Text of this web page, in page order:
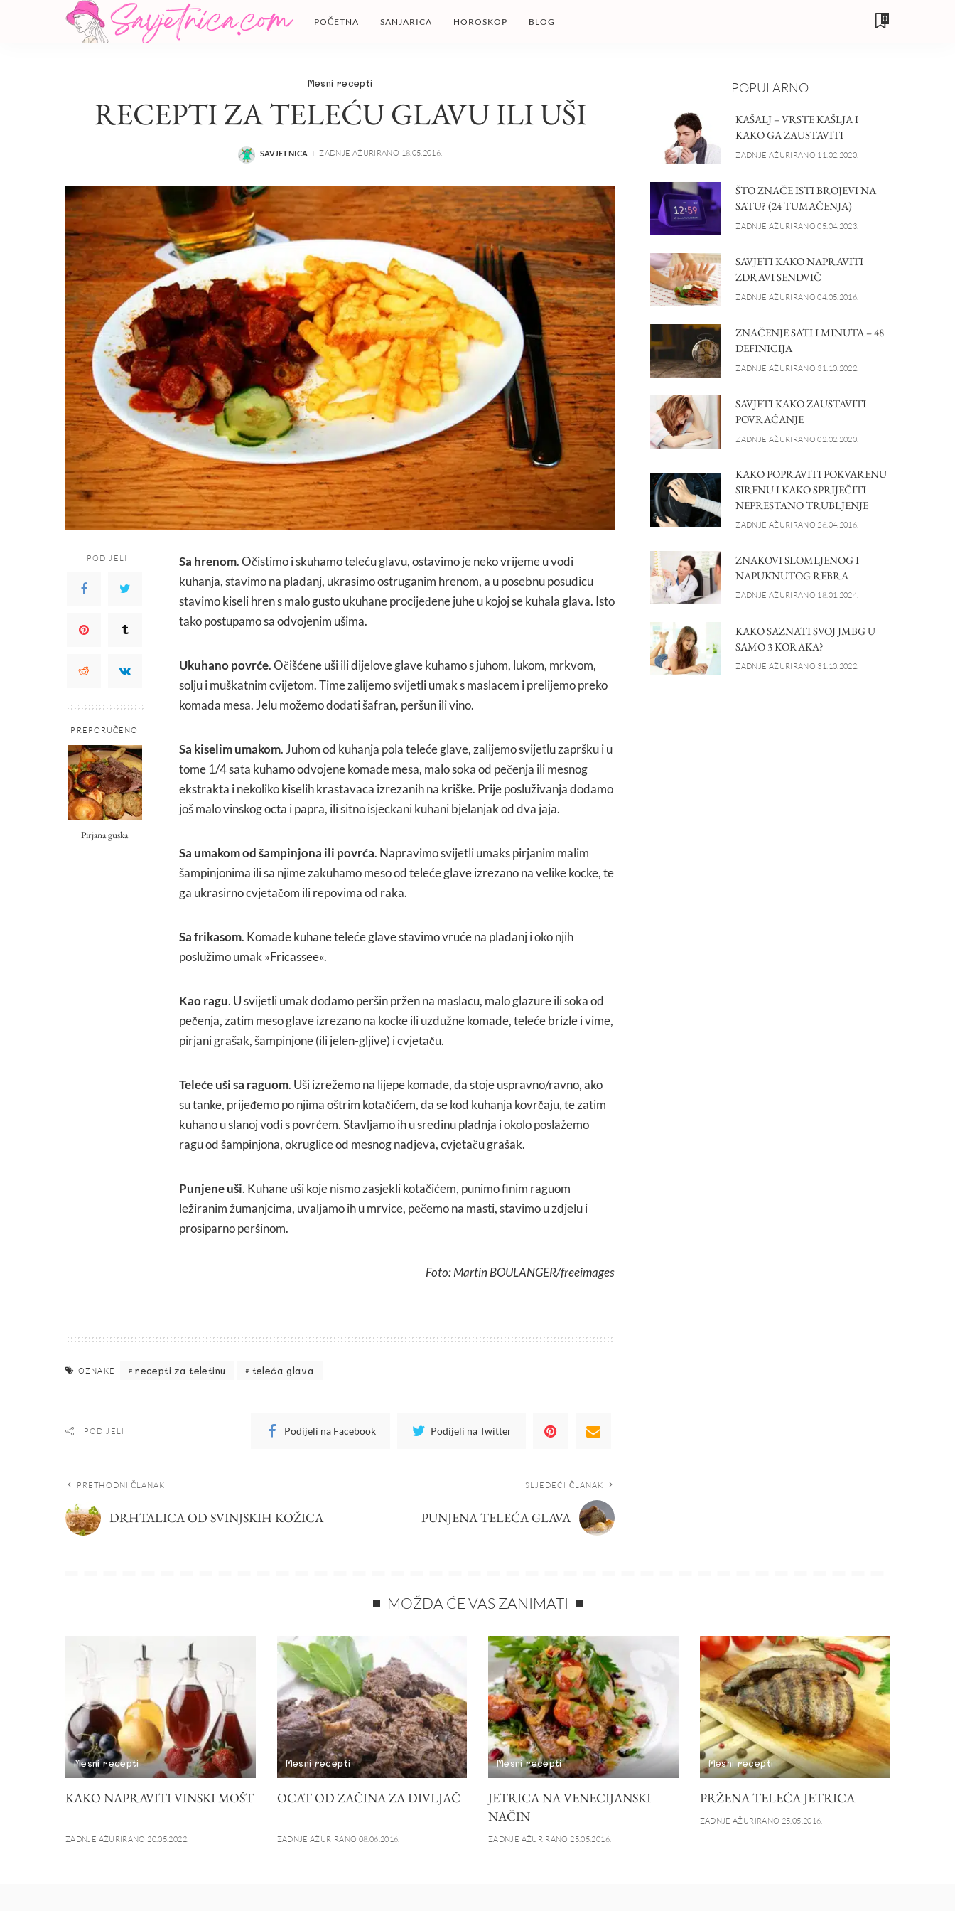
POČETNA SANJARICA HOROSKOP BLOG 0
Mesni recepti
RECEPTI ZA TELEĆU GLAVU ILI UŠI
POSTED
SAVJETNICA ZADNJE AŽURIRANO 18.05.2016.
PODIJELI
PREPORUČENO
Pirjana guska
Sa hrenom. Očistimo i skuhamo teleću glavu, ostavimo je neko vrijeme u vodi
kuhanja, stavimo na pladanj, ukrasimo ostruganim hrenom, a u posebnu posudicu
stavimo kiseli hren s malo gusto ukuhane procijeđene juhe u kojoj se kuhala glava. Isto
tako postupamo sa odvojenim ušima.
Ukuhano povrće. Očišćene uši ili dijelove glave kuhamo s juhom, lukom, mrkvom,
solju i muškatnim cvijetom. Time zalijemo svijetli umak s maslacem i prelijemo preko
komada mesa. Jelu možemo dodati šafran, peršun ili vino.
Sa kiselim umakom. Juhom od kuhanja pola teleće glave, zalijemo svijetlu zapršku i u
tome 1/4 sata kuhamo odvojene komade mesa, malo soka od pečenja ili mesnog
ekstrakta i nekoliko kiselih krastavaca izrezanih na kriške. Prije posluživanja dodamo
još malo vinskog octa i papra, ili sitno isjeckani kuhani bjelanjak od dva jaja.
Sa umakom od šampinjona ili povrća. Napravimo svijetli umaks pirjanim malim
šampinjonima ili sa njime zakuhamo meso od teleće glave izrezano na velike kocke, te
ga ukrasirno cvjetačom ili repovima od raka.
Sa frikasom. Komade kuhane teleće glave stavimo vruće na pladanj i oko njih
poslužimo umak »Fricassee«.
Kao ragu. U svijetli umak dodamo peršin pržen na maslacu, malo glazure ili soka od
pečenja, zatim meso glave izrezano na kocke ili uzdužne komade, teleće brizle i vime,
pirjani grašak, šampinjone (ili jelen-gljive) i cvjetaču.
Teleće uši sa raguom. Uši izrežemo na lijepe komade, da stoje uspravno/ravno, ako
su tanke, prijeđemo po njima oštrim kotačićem, da se kod kuhanja kovrčaju, te zatim
kuhano u slanoj vodi s povrćem. Stavljamo ih u sredinu pladnja i okolo poslažemo
ragu od šampinjona, okruglice od mesnog nadjeva, cvjetaču grašak.
Punjene uši. Kuhane uši koje nismo zasjekli kotačićem, punimo finim raguom
ležiranim žumanjcima, uvaljamo ih u mrvice, pečemo na masti, stavimo u zdjelu i
prosiparno peršinom.
Foto: Martin BOULANGER/freeimages
OZNAKE recepti za teletinu teleća glava
PODIJELI Podijeli na Facebook Podijeli na Twitter
PRETHODNI ČLANAK
DRHTALICA OD SVINJSKIH KOŽICA
SLJEDEĆI ČLANAK
PUNJENA TELEĆA GLAVA
POPULARNO
KAŠALJ – VRSTE KAŠLJA I
KAKO GA ZAUSTAVITI
ZADNJE AŽURIRANO 11.02.2020.
ŠTO ZNAČE ISTI BROJEVI NA
SATU? (24 TUMAČENJA)
ZADNJE AŽURIRANO 05.04.2023.
SAVJETI KAKO NAPRAVITI
ZDRAVI SENDVIČ
ZADNJE AŽURIRANO 04.05.2016.
ZNAČENJE SATI I MINUTA – 48
DEFINICIJA
ZADNJE AŽURIRANO 31.10.2022.
SAVJETI KAKO ZAUSTAVITI
POVRAĆANJE
ZADNJE AŽURIRANO 02.02.2020.
KAKO POPRAVITI POKVARENU
SIRENU I KAKO SPRIJEČITI
NEPRESTANO TRUBLJENJE
ZADNJE AŽURIRANO 26.04.2016.
ZNAKOVI SLOMLJENOG I
NAPUKNUTOG REBRA
ZADNJE AŽURIRANO 18.01.2024.
KAKO SAZNATI SVOJ JMBG U
SAMO 3 KORAKA?
ZADNJE AŽURIRANO 31.10.2022.
MOŽDA ĆE VAS ZANIMATI
Mesni recepti
KAKO NAPRAVITI VINSKI MOŠT
ZADNJE AŽURIRANO 20.05.2022.
Mesni recepti
OCAT OD ZAČINA ZA DIVLJAČ
ZADNJE AŽURIRANO 08.06.2016.
Mesni recepti
JETRICA NA VENECIJANSKI
NAČIN
ZADNJE AŽURIRANO 25.05.2016.
Mesni recepti
PRŽENA TELEĆA JETRICA
ZADNJE AŽURIRANO 25.05.2016.